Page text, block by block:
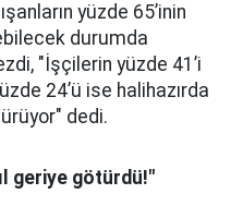
yüzde 65’inin
durumda
"İşçilerin yüzde 41’i
24’ü ise halihazırda
dedi.
geriye götürdü!"